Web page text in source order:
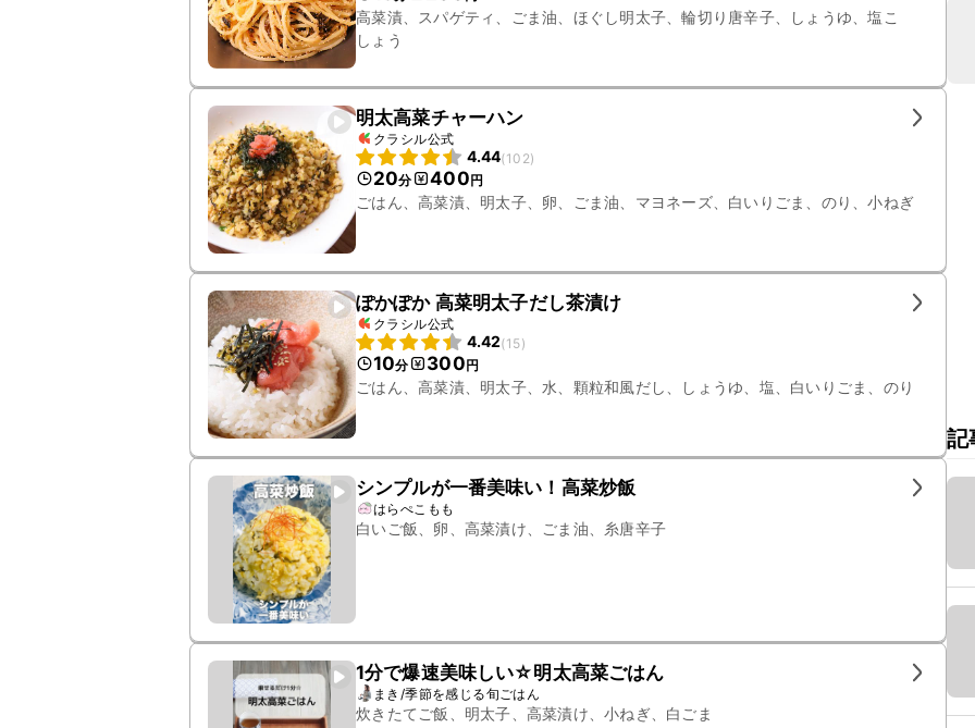
高菜漬、スパゲティ、ごま油、ほぐし明太子、輪切り唐辛子、しょうゆ、塩こ
しょう
明太高菜チャーハン
クラシル公式
4.44(102)
20分 400円
ごはん、高菜漬、明太子、卵、ごま油、マヨネーズ、白いりごま、のり、小ねぎ
ぽかぽか 高菜明太子だし茶漬け
クラシル公式
4.42(15)
10分 300円
ごはん、高菜漬、明太子、水、顆粒和風だし、しょうゆ、塩、白いりごま、のり
シンプルが一番美味い！高菜炒飯
はらぺこもも
白いご飯、卵、高菜漬け、ごま油、糸唐辛子
1分で爆速美味しい☆明太高菜ごはん
まき/季節を感じる旬ごはん
炊きたてご飯、明太子、高菜漬け、小ねぎ、白ごま
記